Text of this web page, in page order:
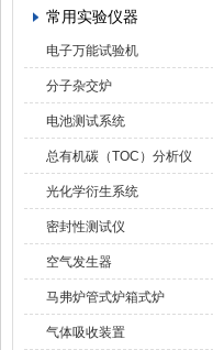
常用实验仪器
电子万能试验机
分子杂交炉
电池测试系统
总有机碳（TOC）分析仪
光化学衍生系统
密封性测试仪
空气发生器
马弗炉管式炉箱式炉
气体吸收装置